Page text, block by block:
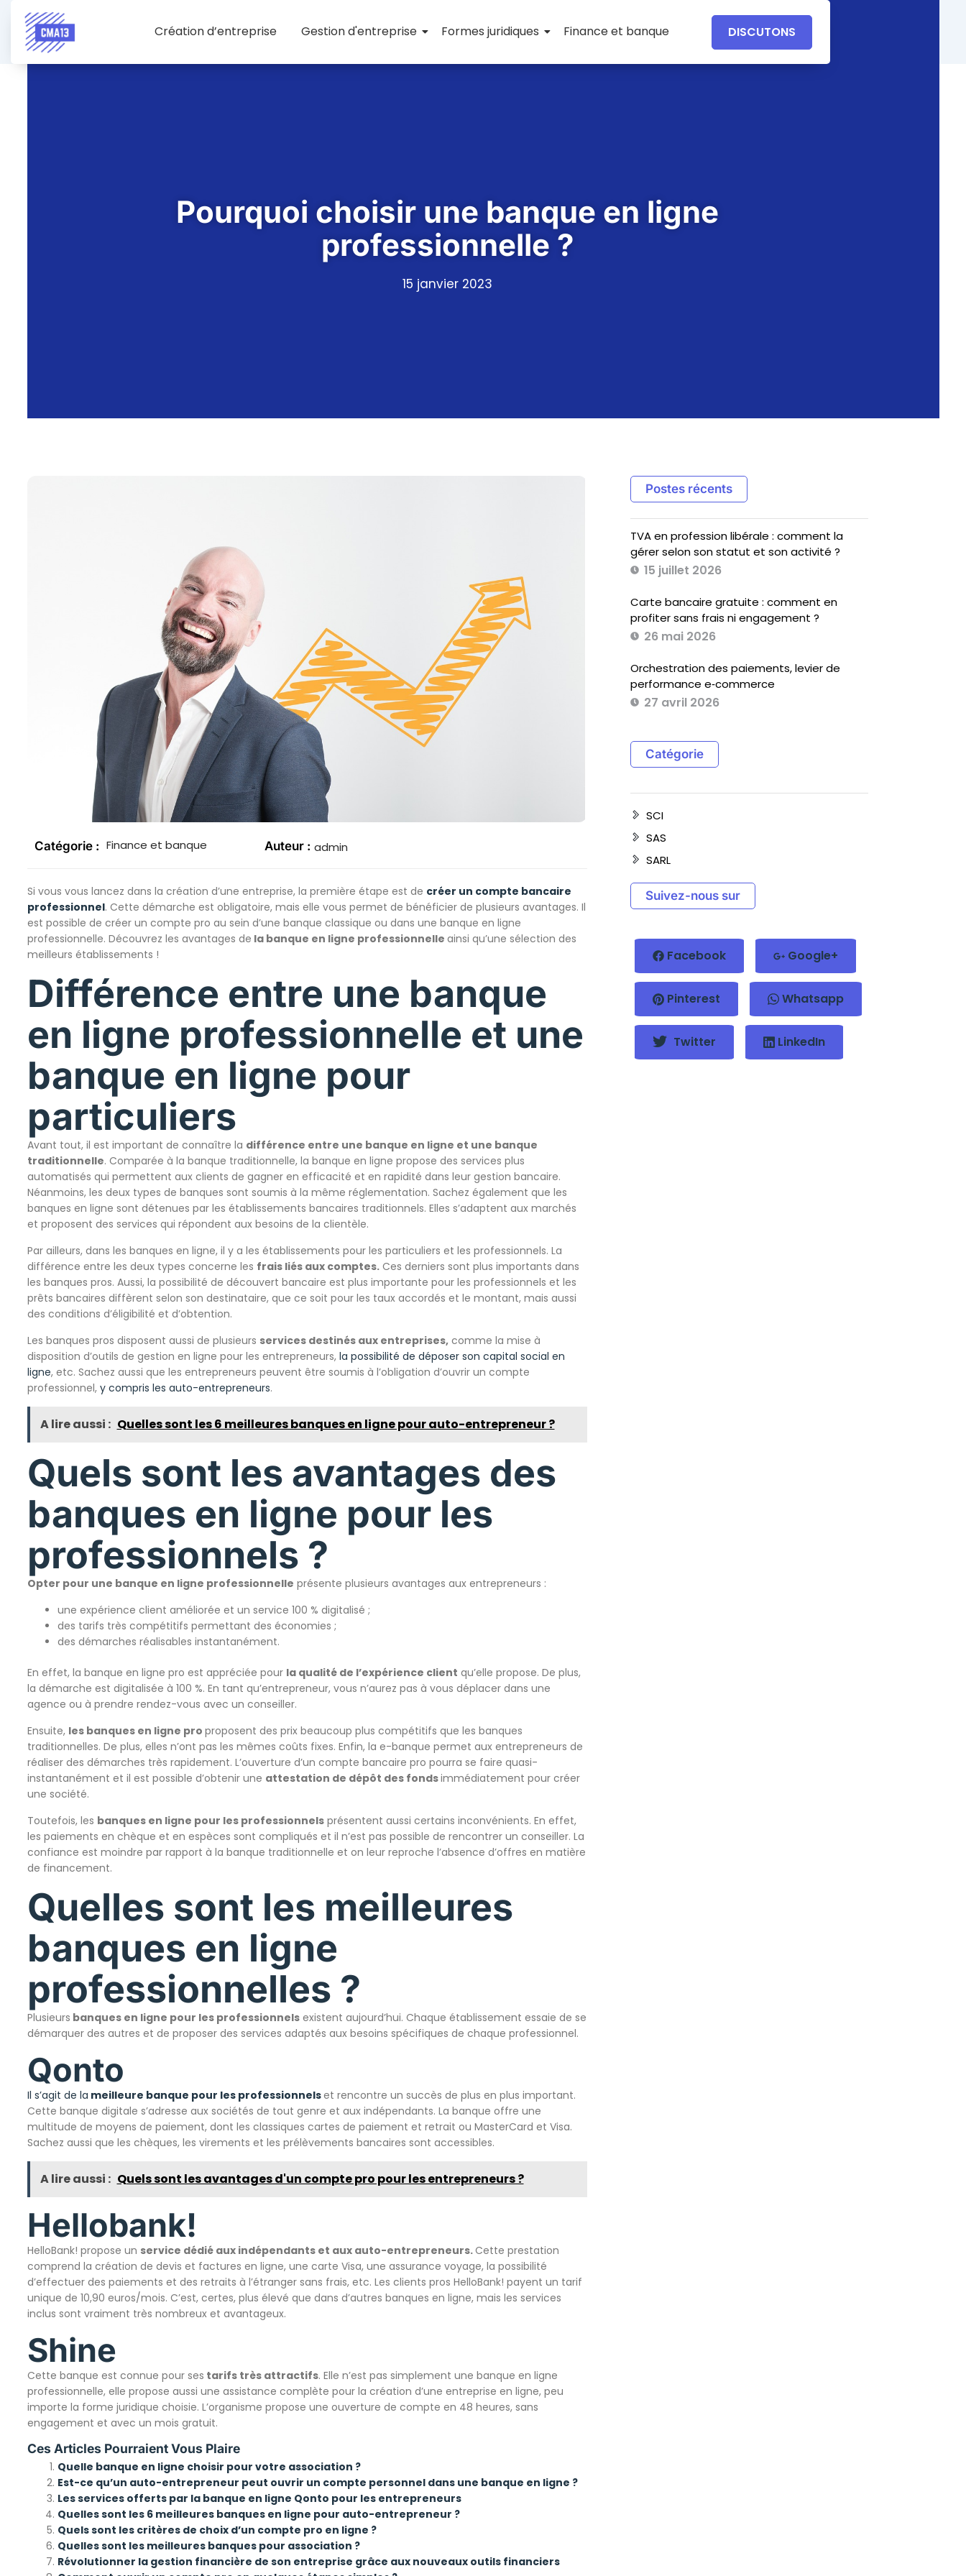
Création d’entreprise Gestion d'entreprise Formes juridiques Finance et banque DISCUTONS
Pourquoi choisir une banque en ligne
professionnelle ?
15 janvier 2023
Catégorie : Finance et banque Auteur : admin
Si vous vous lancez dans la création d’une entreprise, la première étape est de créer un compte bancaire
professionnel. Cette démarche est obligatoire, mais elle vous permet de bénéficier de plusieurs avantages. Il
est possible de créer un compte pro au sein d’une banque classique ou dans une banque en ligne
professionnelle. Découvrez les avantages de la banque en ligne professionnelle ainsi qu’une sélection des
meilleurs établissements !
Différence entre une banque
en ligne professionnelle et une
banque en ligne pour
particuliers
Avant tout, il est important de connaître la différence entre une banque en ligne et une banque
traditionnelle. Comparée à la banque traditionnelle, la banque en ligne propose des services plus
automatisés qui permettent aux clients de gagner en efficacité et en rapidité dans leur gestion bancaire.
Néanmoins, les deux types de banques sont soumis à la même réglementation. Sachez également que les
banques en ligne sont détenues par les établissements bancaires traditionnels. Elles s’adaptent aux marchés
et proposent des services qui répondent aux besoins de la clientèle.
Par ailleurs, dans les banques en ligne, il y a les établissements pour les particuliers et les professionnels. La
différence entre les deux types concerne les frais liés aux comptes.Ces derniers sont plus importants dans
les banques pros. Aussi, la possibilité de découvert bancaire est plus importante pour les professionnels et les
prêts bancaires diffèrent selon son destinataire, que ce soit pour les taux accordés et le montant, mais aussi
des conditions d’éligibilité et d’obtention.
Les banques pros disposent aussi de plusieurs services destinés aux entreprises,comme la mise à
disposition d’outils de gestion en ligne pour les entrepreneurs, la possibilité de déposer son capital social en
ligne, etc. Sachez aussi que les entrepreneurs peuvent être soumis à l’obligation d’ouvrir un compte
professionnel, y compris les auto-entrepreneurs.
A lire aussi : Quelles sont les 6 meilleures banques en ligne pour auto-entrepreneur ?
Quels sont les avantages des
banques en ligne pour les
professionnels ?
Opter pour une banque en ligne professionnelle présente plusieurs avantages aux entrepreneurs :
une expérience client améliorée et un service 100 % digitalisé ;
des tarifs très compétitifs permettant des économies ;
des démarches réalisables instantanément.
En effet, la banque en ligne pro est appréciée pour la qualité de l’expérience client qu’elle propose. De plus,
la démarche est digitalisée à 100 %. En tant qu’entrepreneur, vous n’aurez pas à vous déplacer dans une
agence ou à prendre rendez-vous avec un conseiller.
Ensuite, les banques en ligne pro proposent des prix beaucoup plus compétitifs que les banques
traditionnelles. De plus, elles n’ont pas les mêmes coûts fixes. Enfin, la e-banque permet aux entrepreneurs de
réaliser des démarches très rapidement. L’ouverture d’un compte bancaire pro pourra se faire quasi-
instantanément et il est possible d’obtenir une attestation de dépôt des fondsimmédiatement pour créer
une société.
Toutefois, les banques en ligne pour les professionnelsprésentent aussi certains inconvénients. En effet,
les paiements en chèque et en espèces sont compliqués et il n’est pas possible de rencontrer un conseiller. La
confiance est moindre par rapport à la banque traditionnelle et on leur reproche l’absence d’offres en matière
de financement.
Quelles sont les meilleures
banques en ligne
professionnelles ?
Plusieurs banques en ligne pour les professionnelsexistent aujourd’hui. Chaque établissement essaie de se
démarquer des autres et de proposer des services adaptés aux besoins spécifiques de chaque professionnel.
Qonto
Il s’agit de la meilleure banque pour les professionnelset rencontre un succès de plus en plus important.
Cette banque digitale s’adresse aux sociétés de tout genre et aux indépendants. La banque offre une
multitude de moyens de paiement, dont les classiques cartes de paiement et retrait ou MasterCard et Visa.
Sachez aussi que les chèques, les virements et les prélèvements bancaires sont accessibles.
A lire aussi : Quels sont les avantages d'un compte pro pour les entrepreneurs ?
Hellobank!
HelloBank! propose un service dédié aux indépendants et aux auto-entrepreneurs.Cette prestation
comprend la création de devis et factures en ligne, une carte Visa, une assurance voyage, la possibilité
d’effectuer des paiements et des retraits à l’étranger sans frais, etc. Les clients pros HelloBank! payent un tarif
unique de 10,90 euros/mois. C’est, certes, plus élevé que dans d’autres banques en ligne, mais les services
inclus sont vraiment très nombreux et avantageux.
Shine
Cette banque est connue pour ses tarifs très attractifs. Elle n’est pas simplement une banque en ligne
professionnelle, elle propose aussi une assistance complète pour la création d’une entreprise en ligne, peu
importe la forme juridique choisie. L’organisme propose une ouverture de compte en 48 heures, sans
engagement et avec un mois gratuit.
Ces Articles Pourraient Vous Plaire
Quelle banque en ligne choisir pour votre association ?
Est-ce qu’un auto-entrepreneur peut ouvrir un compte personnel dans une banque en ligne ?
Les services offerts par la banque en ligne Qonto pour les entrepreneurs
Quelles sont les 6 meilleures banques en ligne pour auto-entrepreneur ?
Quels sont les critères de choix d’un compte pro en ligne ?
Quelles sont les meilleures banques pour association ?
Révolutionner la gestion financière de son entreprise grâce aux nouveaux outils financiers
Postes récents
TVA en profession libérale : comment la
gérer selon son statut et son activité ?
15 juillet 2026
Carte bancaire gratuite : comment en
profiter sans frais ni engagement ?
26 mai 2026
Orchestration des paiements, levier de
performance e‑commerce
27 avril 2026
Catégorie
SCI
SAS
SARL
Suivez-nous sur
Facebook Google+
Pinterest Whatsapp
Twitter LinkedIn